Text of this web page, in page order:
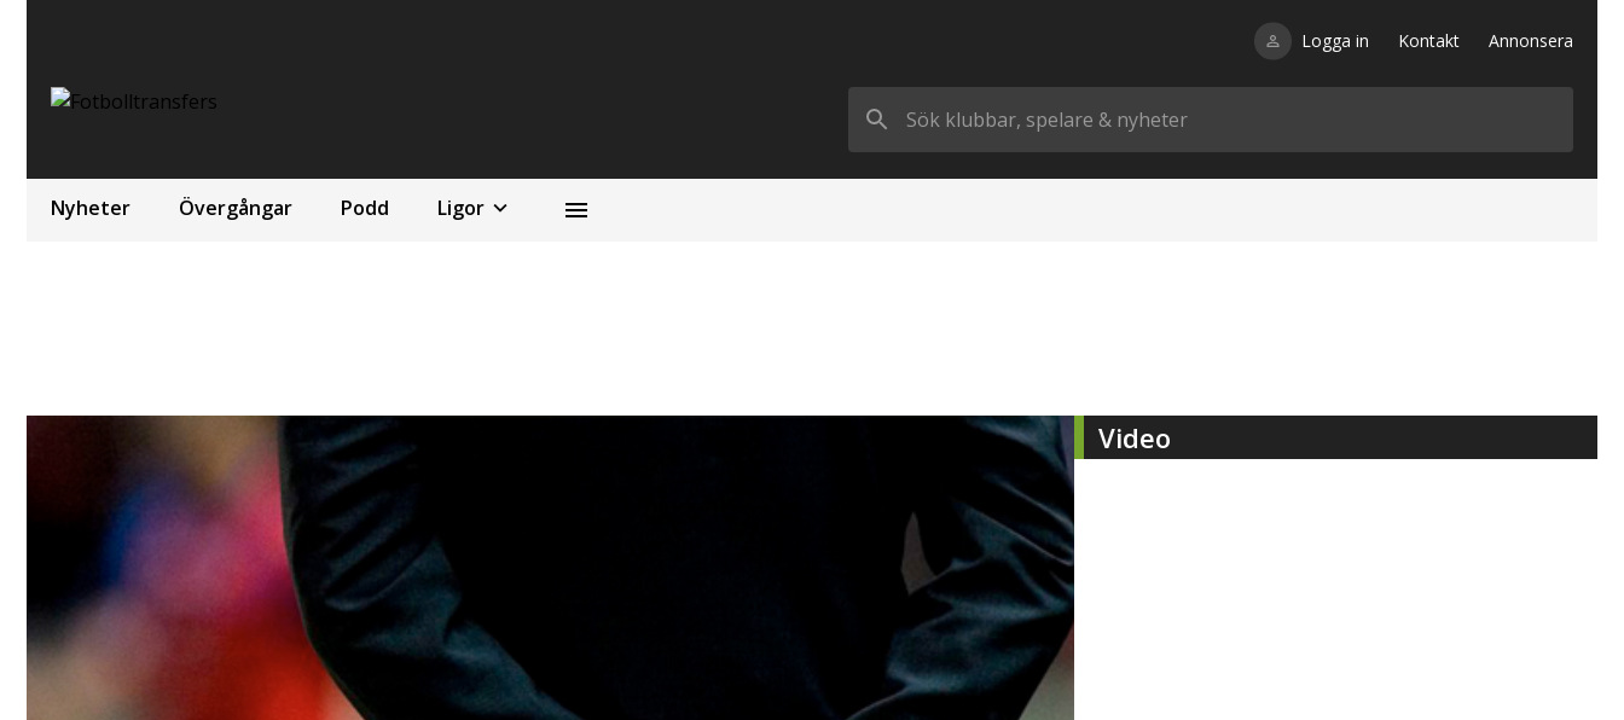
Logga in Kontakt Annonsera
Nyheter Övergångar Podd Ligor
Video